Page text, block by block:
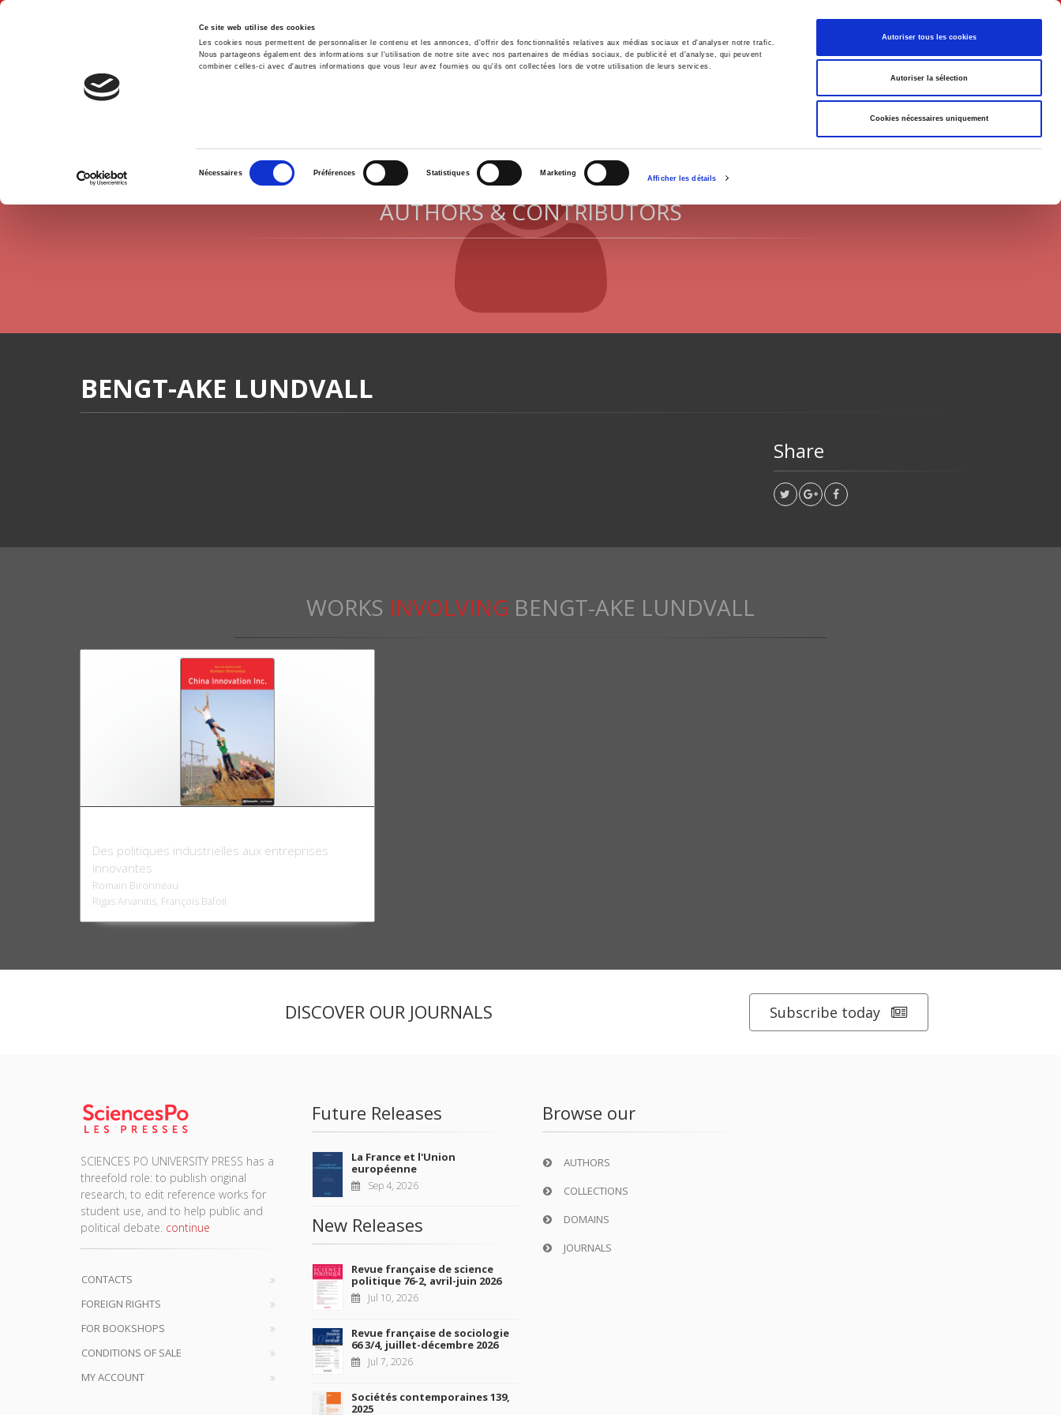
Ce site web utilise des cookies
Les cookies nous permettent de personnaliser le contenu et les annonces, d'offrir des fonctionnalités relatives aux médias sociaux et d'analyser notre trafic.
Nous partageons également des informations sur l'utilisation de notre site avec nos partenaires de médias sociaux, de publicité et d'analyse, qui peuvent
combiner celles-ci avec d'autres informations que vous leur avez fournies ou qu'ils ont collectées lors de votre utilisation de leurs services.
consentement
Nécessaires Préférences Statistiques Marketing
Afficher les détails
Autoriser tous les cookies
Autoriser la sélection
Cookies nécessaires uniquement
English
Home Environment History International Politics
AUTHORS & CONTRIBUTORS
BENGT-AKE LUNDVALL
Share
WORKS INVOLVING BENGT-AKE LUNDVALL
Des politiques industrielles aux entreprises
innovantes
Romain Bironneau
Rigas Arvanitis, François Bafoil
DISCOVER OUR JOURNALS Subscribe today
SCIENCES PO UNIVERSITY PRESS has a
threefold role: to publish original
research, to edit reference works for
student use, and to help public and
political debate. continue
CONTACTS
FOREIGN RIGHTS
FOR BOOKSHOPS
CONDITIONS OF SALE
MY ACCOUNT
Future Releases
La France et l'Union
européenne
Sep 4, 2026
New Releases
Revue française de science
politique 76-2, avril-juin 2026
Jul 10, 2026
Revue française de sociologie
66 3/4, juillet-décembre 2026
Jul 7, 2026
Sociétés contemporaines 139,
2025
Browse our
AUTHORS
COLLECTIONS
DOMAINS
JOURNALS